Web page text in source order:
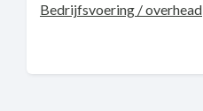
Bedrijfsvoering / overhead